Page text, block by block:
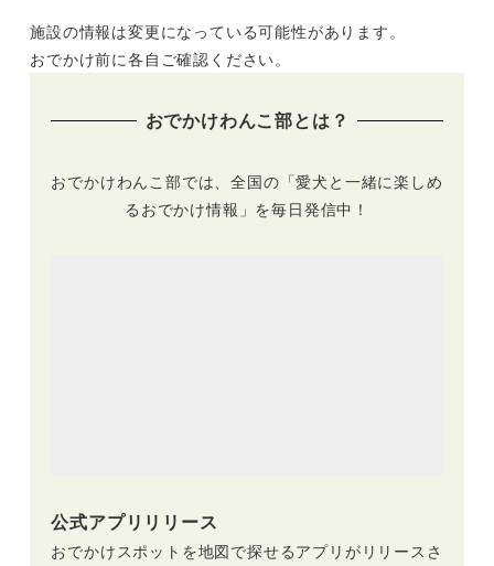
フェスin那須ハイ」
（那須ハイランドパ
〜ペット&スパホテ
ル那須ワン〜蕎麦工
施設の情報は変更になっている可能性があります。
おでかけ前に各自ご確認ください。
おでかけわんこ部とは？
おでかけわんこ部では、全国の「愛犬と一緒に楽しめ
るおでかけ情報」を毎日発信中！
公式アプリリリース
おでかけスポットを地図で探せるアプリがリリースさ